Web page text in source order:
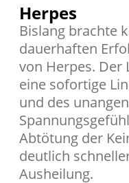
Herpes
Bislang brachte
dauerhaften
von Herpes. Der
eine sofortige
und des
Abtötung der
deutlich
Ausheilung.